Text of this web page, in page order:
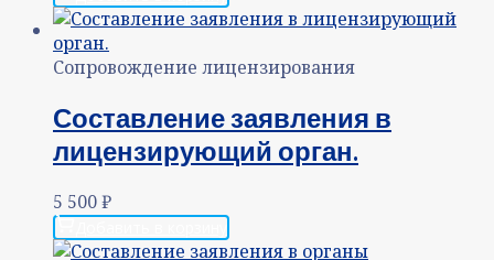
Сопровождение лицензирования
Составление заявления в
лицензирующий орган.
5 500₽